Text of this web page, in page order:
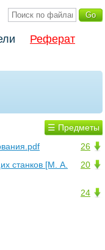
Реферат
☰ Предметы
26
20
станков [М. А.
24